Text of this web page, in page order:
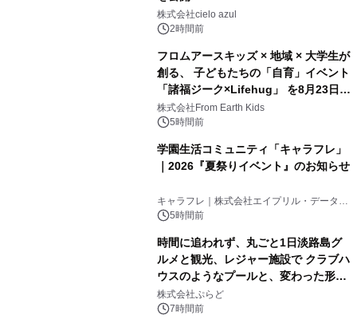
株式会社cielo azul
2時間前
フロムアースキッズ × 地域 × 大学生が
創る、 子どもたちの「自育」イベント
「諸福ジーク×Lifehug」 を8月23日
(日)開催
株式会社From Earth Kids
5時間前
学園生活コミュニティ「キャラフレ」
｜2026『夏祭りイベント』のお知らせ
キャラフレ｜株式会社エイプリル・データ・
デザインズ
5時間前
時間に追われず、丸ごと1日淡路島グ
ルメと観光、レジャー施設で クラブハ
ウスのようなプールと、変わった形の
サウナも 「THE BOXY AWAJI」のお
得な素泊まり連泊プランで
株式会社ぷらど
7時間前